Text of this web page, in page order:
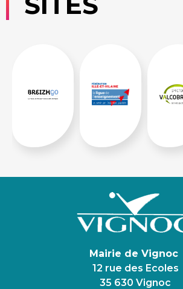
Mairie de Vignoc
12 rue des Ecoles
35 630 Vignoc